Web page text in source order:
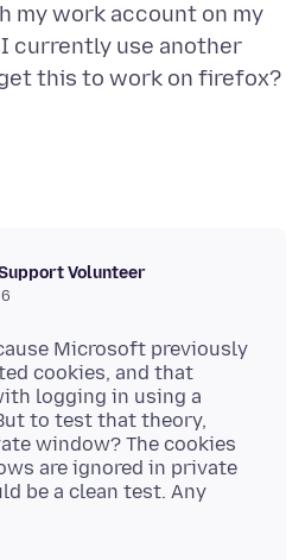
my work account on my
currently use another
Volunteer
Microsoft previously
cookies, and that
logging in using a
to test that theory,
window? The cookies
are ignored in private
be a clean test. Any